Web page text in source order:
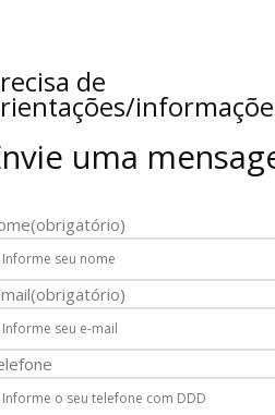
de
uma
(obrigatório)
(obrigatório)